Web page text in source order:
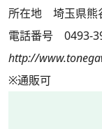
所在地 埼玉県熊
電話番号 0493-
http://
※通販可